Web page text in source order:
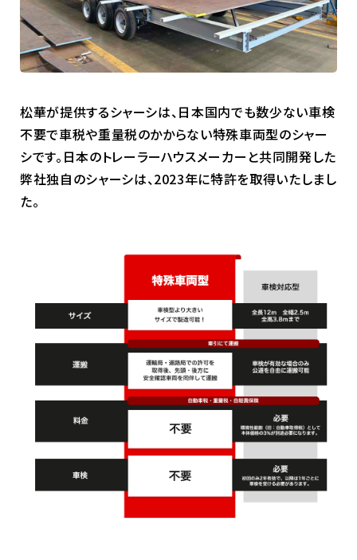
松華が提供するシャーシは、日本国内でも数少ない車検
不要で車税や重量税のかからない特殊車両型のシャー
シです。日本のトレーラーハウスメーカーと共同開発した
弊社独自のシャーシは、2023年に特許を取得いたしまし
た。